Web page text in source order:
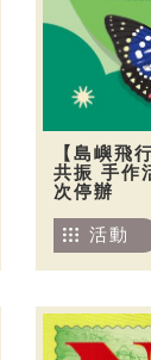
【島嶼飛
共振 手作
次停辦
活動